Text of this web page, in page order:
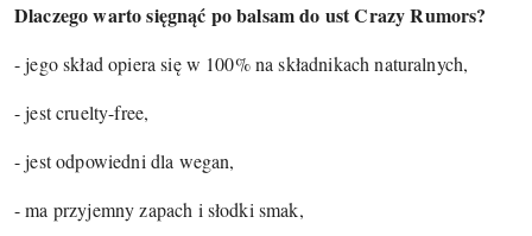
Dlaczego warto sięgnąć po balsam do ust Crazy Rumors?
- jego skład opiera się w 100% na składnikach naturalnych,
- jest cruelty-free,
- jest odpowiedni dla wegan,
- ma przyjemny zapach i słodki smak,